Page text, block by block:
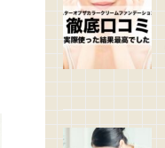
スターオブザカラー